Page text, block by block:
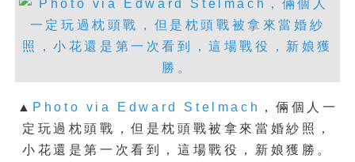
▲ Photo via Edward Stelmach ， 倆個人一
定玩過枕頭戰，但是枕頭戰被拿來當婚紗照，
小花還是第一次看到，這場戰役，新娘獲勝。